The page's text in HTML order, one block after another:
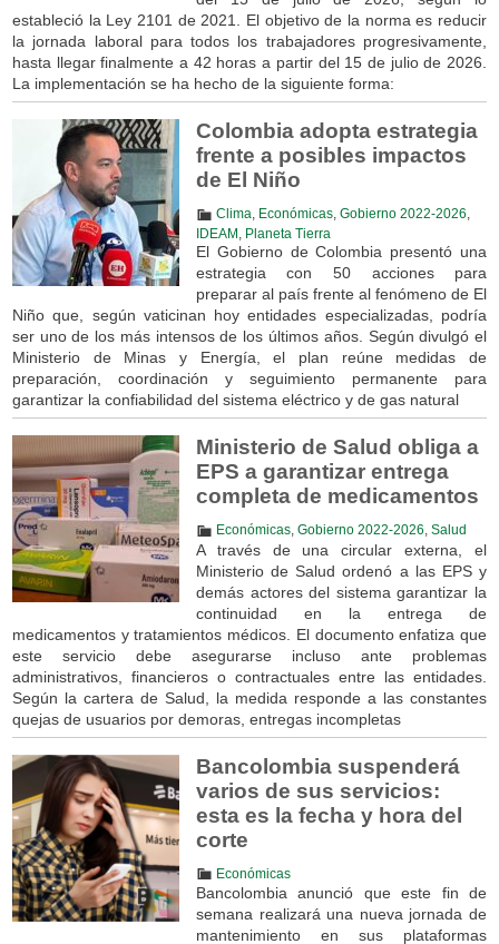
estableció la Ley 2101 de 2021. El objetivo de la norma es reducir
la jornada laboral para todos los trabajadores progresivamente,
hasta llegar finalmente a 42 horas a partir del 15 de julio de 2026.
La implementación se ha hecho de la siguiente forma:
Colombia adopta estrategia
frente a posibles impactos
de El Niño
Clima Económicas, Gobierno 2022-2026
IDEAM
Planeta Tierra
El Gobierno de Colombia presentó una
estrategia con 50 acciones para
preparar al país frente al fenómeno de El
Niño que, según vaticinan hoy entidades especializadas, podría
ser uno de los más intensos de los últimos años. Según divulgó el
Ministerio de Minas y Energía, el plan reúne medidas de
preparación, coordinación y seguimiento permanente para
garantizar la confiabilidad del sistema eléctrico y de gas natural
Ministerio de Salud obliga a
EPS a garantizar entrega
completa de medicamentos
Económicas, Gobierno 2022-2026 Salud
A través de una circular externa, el
Ministerio de Salud ordenó a las EPS y
demás actores del sistema garantizar la
continuidad en la entrega de
medicamentos y tratamientos médicos. El documento enfatiza que
este servicio debe asegurarse incluso ante problemas
administrativos, financieros o contractuales entre las entidades.
Según la cartera de Salud, la medida responde a las constantes
quejas de usuarios por demoras, entregas incompletas
Bancolombia suspenderá
varios de sus servicios:
esta es la fecha y hora del
corte
Económicas
Bancolombia anunció que este fin de
semana realizará una nueva jornada de
mantenimiento en sus plataformas